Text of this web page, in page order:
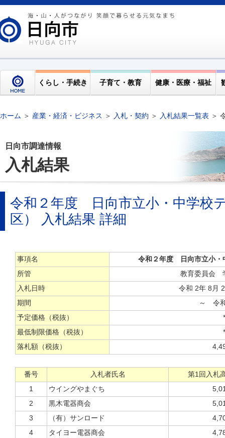
くらし・手続き 子育て・教育 健康・医療・福祉
ホーム ＞ 産業・経済・ビジネス ＞ 入札・契約 ＞ 入札結果一覧表 ＞
日向市調達情報
入札結果
令和２年度 日向市立小・中学校
区） 入札結果 詳細
事項名
令和２年度 日向市立小・
所管
教育委員会
入札日時
令和 2年 8月
期間
～ 令和
予定価格（税抜）
最低制限価格（税抜）
落札額（税抜）
番号 入札者氏名
第1回入札
1
ウイングやまぐち
2
黒木電器商会
3
（有）サンロード
4
タイヨー電器商会